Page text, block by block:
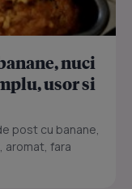
nuci
usor si
post cu banane,
aromat, fara